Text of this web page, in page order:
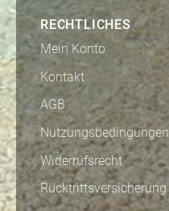
RECHTLICHES
Mein Konto
Kontakt
AGB
Nutzungsbedingungen
Widerrufsrecht
Rücktrittsversicherung